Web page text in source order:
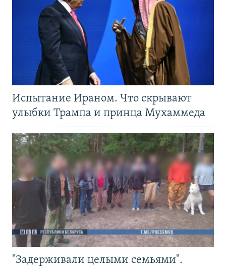
Испытание Ираном. Что скрывают
улыбки Трампа и принца Мухаммеда
"Задерживали целыми семьями".